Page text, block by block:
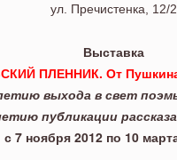
до наших
ул. Пречистенка, 12/2
Выставка
ПЛЕННИК. От
выхода в свет
публикации
с 7 ноября 2012 по 10